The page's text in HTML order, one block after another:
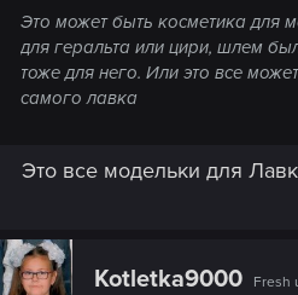
Это может быть косметика для
для геральта или цири, шлем
тоже для него. Или это все
самого лавка
Это все модельки для
Kotletka9000 Fresh